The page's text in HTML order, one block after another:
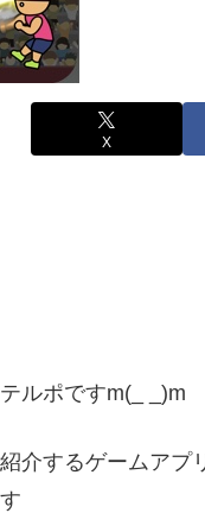
X
ルポですm(_ _)m
介するゲームアプ